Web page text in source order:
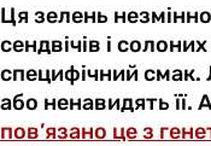
Ця зелень
сендвічів і
специфічний
або ненавидять
пов’язано це з